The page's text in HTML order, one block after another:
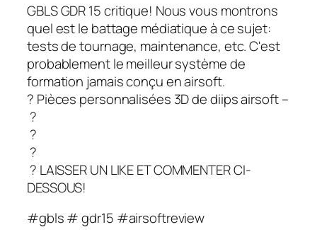
GBLS GDR 15 critique! Nous vous montrons
quel est le battage médiatique à ce sujet:
tests de tournage, maintenance, etc. C'est
probablement le meilleur système de
formation jamais conçu en airsoft.
? Pièces personnalisées 3D de diips airsoft –
?
?
?
? LAISSER UN LIKE ET COMMENTER CI-
DESSOUS!
#gbls # gdr15 #airsoftreview